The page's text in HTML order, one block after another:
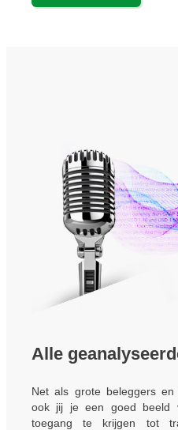
Alle
Net als grote beleggers en
ook jij je een goed beeld
toegang te krijgen tot